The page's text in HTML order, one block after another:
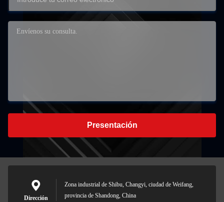
Presentación
Dirección
Zona industrial de Shibu, Changyi, ciudad de Weifang,
provincia de Shandong, China